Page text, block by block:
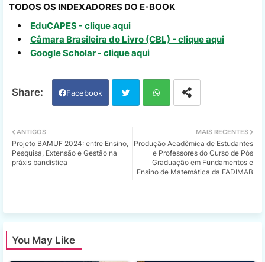
TODOS OS INDEXADORES DO E-BOOK
EduCAPES - clique aqui
Câmara Brasileira do Livro (CBL) - clique aqui
Google Scholar - clique aqui
Facebook
tter ats
app
MAIS RECENTES
Produção Acadêmica de Estudantes
e Professores do Curso de Pós
Graduação em Fundamentos e
Ensino de Matemática da FADIMAB
ANTIGOS
Projeto BAMUF 2024: entre Ensino,
Pesquisa, Extensão e Gestão na
práxis bandística
You May Like